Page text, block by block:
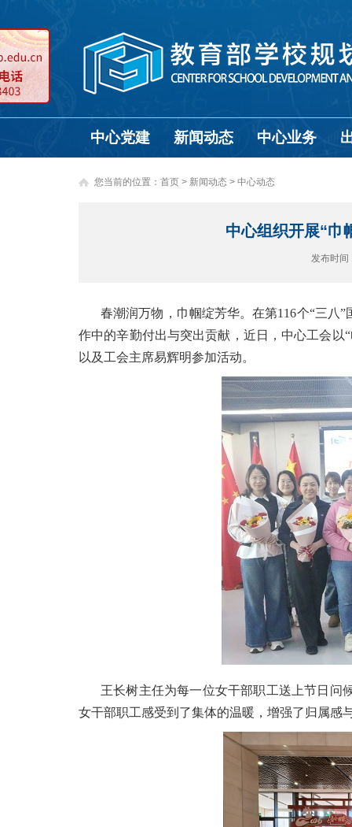
中心党建 新闻动态 中心业务
您当前的位置： 首页 > 新闻动态 > 中心动态
中心组织开展“巾
发布时
春潮润万物，巾帼绽芳华。在第116个“三八
作中的辛勤付出与突出贡献，近日，中心工会以
以及工会主席易辉明参加活动。
王长树主任为每一位女干部职工送上节日问
女干部职工感受到了集体的温暖，增强了归属感